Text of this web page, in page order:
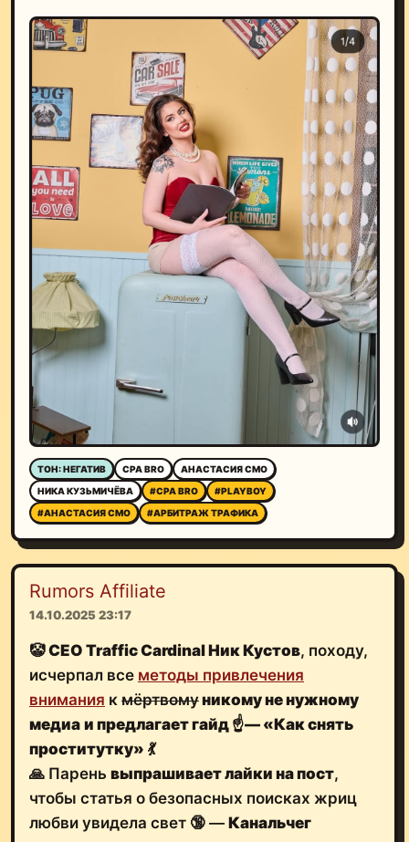
ТОН: НЕГАТИВ CPA BRO
АНАСТАСИЯ CMO
НИКА КУЗЬМИЧЁВА
#CPA BRO
#PLAYBOY
#АНАСТАСИЯ CMO
#АРБИТРАЖ ТРАФИКА
Rumors Affiliate
14.10.2025 23:17
🤡CEO Traffic Cardinal Ник Кустов, походу,
исчерпал все методы привлечения
внимания к мёртвомуникому не нужному
медиа и предлагает гайд ☝️— «Как снять
проститутку» 💃
🙏 Парень выпрашивает лайки на пост,
чтобы статья о безопасных поисках жриц
любви увидела свет 🔞 — Канальчег